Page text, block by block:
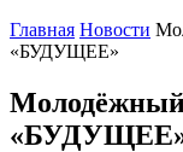
Главная Новости
«БУДУЩЕЕ»